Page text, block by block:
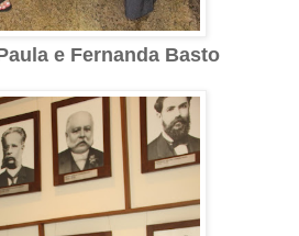
e Fernanda Basto